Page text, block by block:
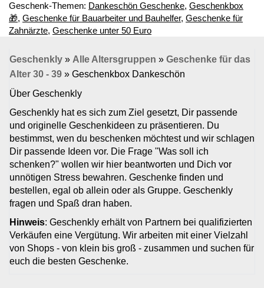
Geschenk-Themen: Dankeschön Geschenke, Geschenkbox
🎁, Geschenke für Bauarbeiter und Bauhelfer, Geschenke für
Zahnärzte, Geschenke unter 50 Euro
Geschenkly » Alle Altersgruppen » Geschenke für das
Alter 30 - 39 » Geschenkbox Dankeschön
Über Geschenkly
Geschenkly hat es sich zum Ziel gesetzt, Dir passende
und originelle Geschenkideen zu präsentieren. Du
bestimmst, wen du beschenken möchtest und wir schlagen
Dir passende Ideen vor. Die Frage "Was soll ich
schenken?" wollen wir hier beantworten und Dich vor
unnötigen Stress bewahren. Geschenke finden und
bestellen, egal ob allein oder als Gruppe. Geschenkly
fragen und Spaß dran haben.
Hinweis: Geschenkly erhält von Partnern bei qualifizierten
Verkäufen eine Vergütung. Wir arbeiten mit einer Vielzahl
von Shops - von klein bis groß - zusammen und suchen für
euch die besten Geschenke.